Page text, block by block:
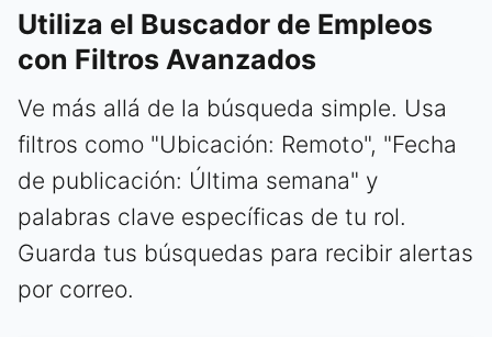
Utiliza el Buscador de Empleos
con Filtros Avanzados
Ve más allá de la búsqueda simple. Usa
filtros como "Ubicación: Remoto", "Fecha
de publicación: Última semana" y
palabras clave específicas de tu rol.
Guarda tus búsquedas para recibir alertas
por correo.